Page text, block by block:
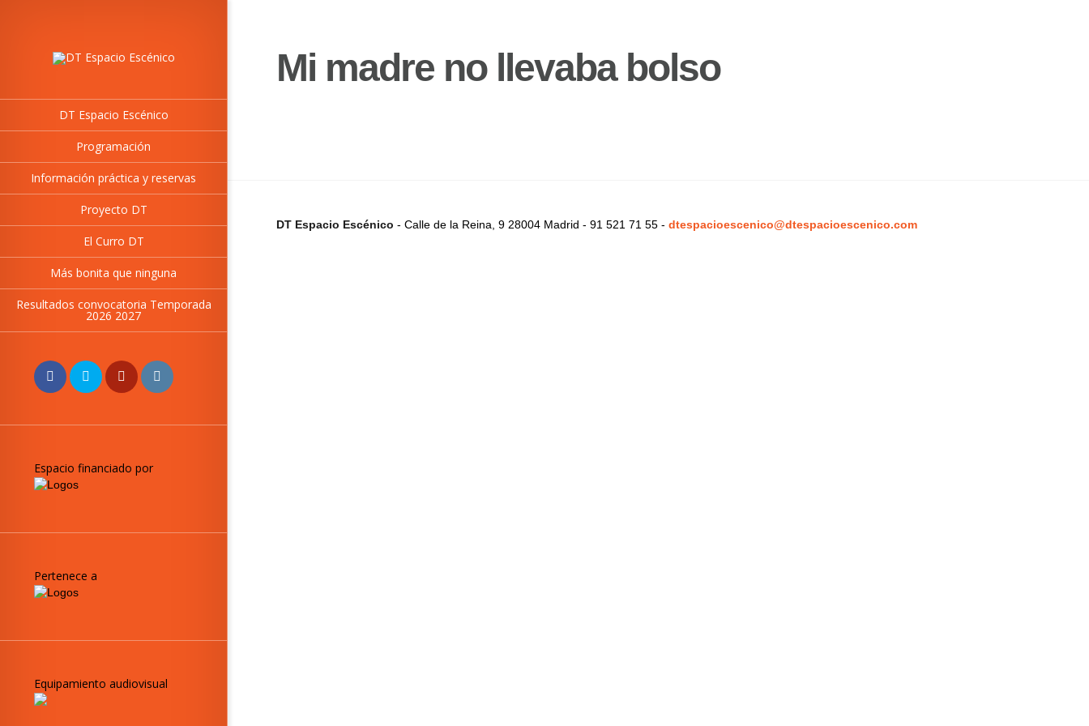
DT Espacio Escénico
Programación
Información práctica y reservas
Proyecto DT
El Curro DT
Más bonita que ninguna
Resultados convocatoria Temporada
2026 2027
Espacio financiado por
Pertenece a
Equipamiento audiovisual
Mi madre no llevaba bolso
DT Espacio Escénico - Calle de la Reina, 9 28004 Madrid - 91 521 71 55 - dtespacioescenico@dtespacioescenico.com